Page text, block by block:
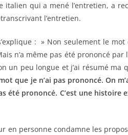
italien qui a mené l’entretien, a
l’entretien.
: » Non seulement le mot
n’a même pas été prononcé
un peu longue et j’ai résumé ma
que je n’ai pas prononcé. On
été prononcé. C’est une histoire
en personne condamne les